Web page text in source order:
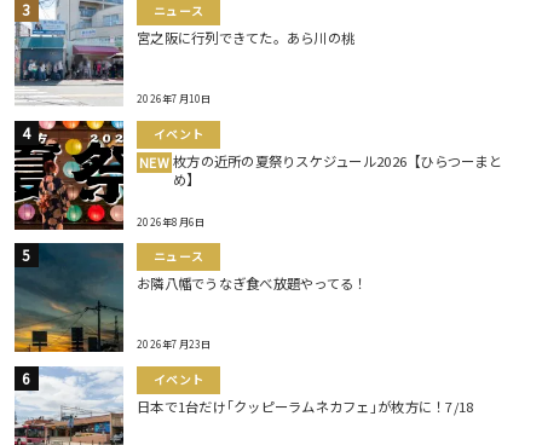
ニュース
宮之阪に行列できてた。あら川の桃
2026年7月10日
イベント
NEW 枚方の近所の夏祭りスケジュール2026【ひらつーまと
め】
2026年8月6日
ニュース
お隣八幡でうなぎ食べ放題やってる！
2026年7月23日
イベント
日本で1台だけ｢クッピーラムネカフェ｣が枚方に！7/18